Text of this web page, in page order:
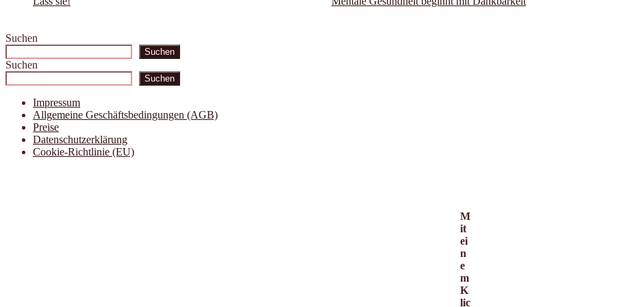
Suchen
Suchen
Suchen
Suchen
Impressum
Allgemeine Geschäftsbedingungen (AGB)
Preise
Datenschutzerklärung
Cookie-Richtlinie (EU)
M
it
ei
n
e
m
K
lic